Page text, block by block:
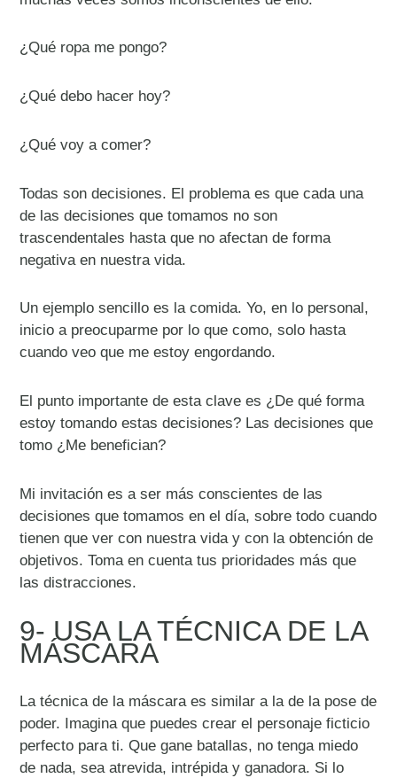
¿Qué ropa me pongo?
¿Qué debo hacer hoy?
¿Qué voy a comer?
Todas son decisiones. El problema es que cada una
de las decisiones que tomamos no son
trascendentales hasta que no afectan de forma
negativa en nuestra vida.
Un ejemplo sencillo es la comida. Yo, en lo personal,
inicio a preocuparme por lo que como, solo hasta
cuando veo que me estoy engordando.
El punto importante de esta clave es ¿De qué forma
estoy tomando estas decisiones? Las decisiones que
tomo ¿Me benefician?
Mi invitación es a ser más conscientes de las
decisiones que tomamos en el día, sobre todo cuando
tienen que ver con nuestra vida y con la obtención de
objetivos. Toma en cuenta tus prioridades más que
las distracciones.
9- USA LA TÉCNICA DE LA
MÁSCARA
La técnica de la máscara es similar a la de la pose de
poder. Imagina que puedes crear el personaje ficticio
perfecto para ti. Que gane batallas, no tenga miedo
de nada, sea atrevida, intrépida y ganadora. Si lo